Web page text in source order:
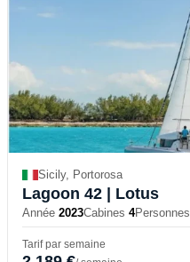
Sicily, Portorosa
Lagoon 42 | Lotus
Année 2023Cabines 4Personnes
Tarif par semaine